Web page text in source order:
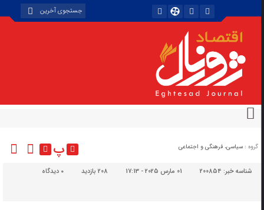
گروه : سیاسی، فرهنگی و اجتماعی پ
شناسه خبر:200854 01 مارس 2025 - 17:13 208 بازدید دیدگاه